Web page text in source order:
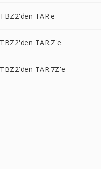
TBZ2'den TAR'e
TBZ2'den TAR.Z'e
TBZ2'den TAR.7Z'e